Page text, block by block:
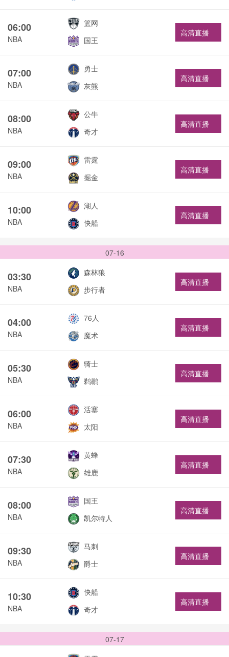
06:00
NBA
篮网
国王
高清直播
07:00
NBA
勇士
灰熊
高清直播
08:00
NBA
公牛
奇才
高清直播
09:00
NBA
雷霆
掘金
高清直播
10:00
NBA
湖人
快船
高清直播
07-16
03:30
NBA
森林狼
步行者
高清直播
04:00
NBA
76人
魔术
高清直播
05:30
NBA
骑士
鹈鹕
高清直播
06:00
NBA
活塞
太阳
高清直播
07:30
NBA
黄蜂
雄鹿
高清直播
08:00
NBA
国王
凯尔特人
高清直播
09:30
NBA
马刺
爵士
高清直播
10:30
NBA
快船
奇才
高清直播
07-17